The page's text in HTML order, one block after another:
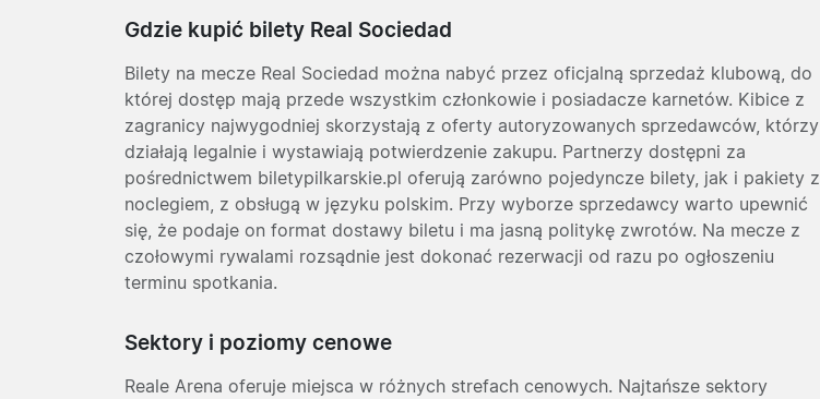
Gdzie kupić bilety Real Sociedad
Bilety na mecze Real Sociedad można nabyć przez oficjalną sprzedaż klubową, do
której dostęp mają przede wszystkim członkowie i posiadacze karnetów. Kibice z
zagranicy najwygodniej skorzystają z oferty autoryzowanych sprzedawców, którzy
działają legalnie i wystawiają potwierdzenie zakupu. Partnerzy dostępni za
pośrednictwem biletypilkarskie.pl oferują zarówno pojedyncze bilety, jak i pakiety z
noclegiem, z obsługą w języku polskim. Przy wyborze sprzedawcy warto upewnić
się, że podaje on format dostawy biletu i ma jasną politykę zwrotów. Na mecze z
czołowymi rywalami rozsądnie jest dokonać rezerwacji od razu po ogłoszeniu
terminu spotkania.
Sektory i poziomy cenowe
Reale Arena oferuje miejsca w różnych strefach cenowych. Najtańsze sektory